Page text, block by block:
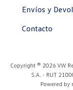
Envíos y
Contacto
Copyright ® 2026 VW
S.A. - RUT
Powered by